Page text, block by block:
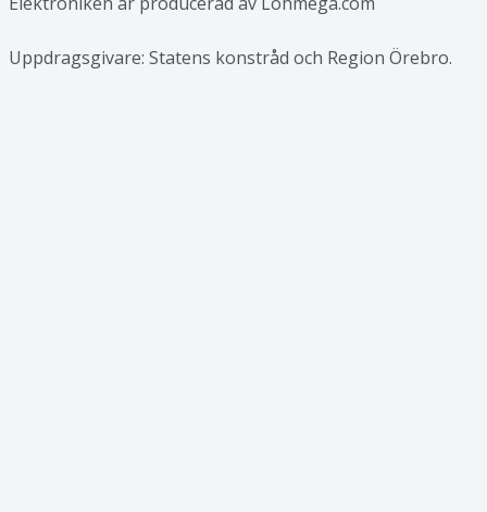
Uppdragsgivare: Statens konstråd och Region Örebro.